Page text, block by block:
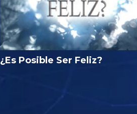
¿Es Posible Ser Feliz?